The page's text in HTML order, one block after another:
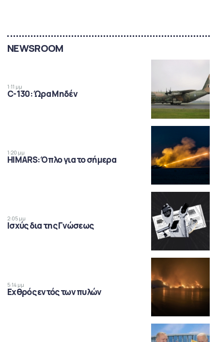
NEWSROOM
1:11 μμ
C-130: Ώρα Μηδέν
1:20 μμ
HIMARS: Όπλο για το σήμερα
2:05 μμ
Ισχύς δια της Γνώσεως
5:14 μμ
Εχθρός εντός των πυλών